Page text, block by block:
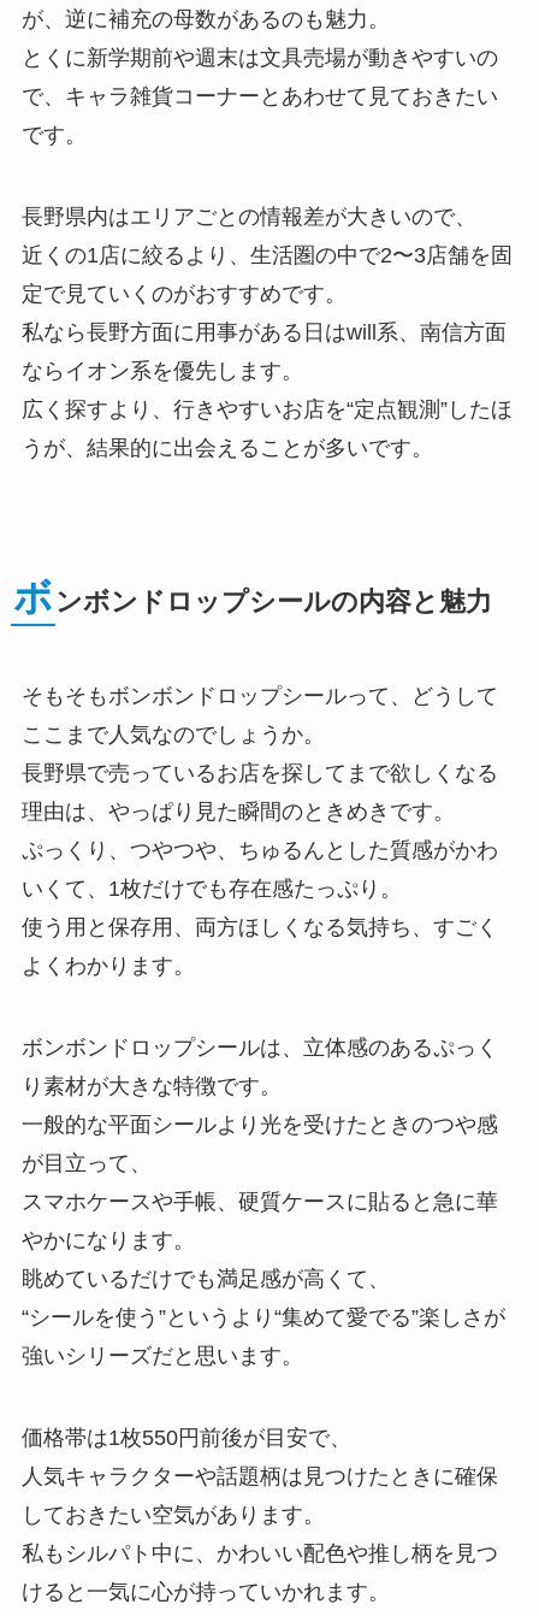
が、逆に補充の母数があるのも魅力。
とくに新学期前や週末は文具売場が動きやすいの
で、キャラ雑貨コーナーとあわせて見ておきたい
です。
長野県内はエリアごとの情報差が大きいので、
近くの1店に絞るより、生活圏の中で2〜3店舗を固
定で見ていくのがおすすめです。
私なら長野方面に用事がある日はwill系、南信方面
ならイオン系を優先します。
広く探すより、行きやすいお店を“定点観測”したほ
うが、結果的に出会えることが多いです。
ボ ンボンドロップシールの内容と魅力
そもそもボンボンドロップシールって、どうして
ここまで人気なのでしょうか。
長野県で売っているお店を探してまで欲しくなる
理由は、やっぱり見た瞬間のときめきです。
ぷっくり、つやつや、ちゅるんとした質感がかわ
いくて、1枚だけでも存在感たっぷり。
使う用と保存用、両方ほしくなる気持ち、すごく
よくわかります。
ボンボンドロップシールは、立体感のあるぷっく
り素材が大きな特徴です。
一般的な平面シールより光を受けたときのつや感
が目立って、
スマホケースや手帳、硬質ケースに貼ると急に華
やかになります。
眺めているだけでも満足感が高くて、
“シールを使う”というより“集めて愛でる”楽しさが
強いシリーズだと思います。
価格帯は1枚550円前後が目安で、
人気キャラクターや話題柄は見つけたときに確保
しておきたい空気があります。
私もシルパト中に、かわいい配色や推し柄を見つ
けると一気に心が持っていかれます。